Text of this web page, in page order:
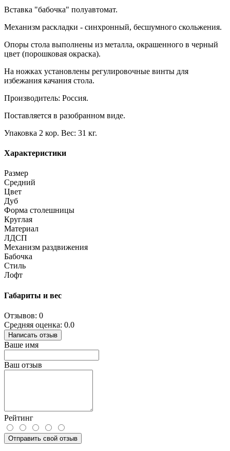
Вставка "бабочка" полуавтомат.
Механизм раскладки - синхронный, бесшумного скольжения.
Опоры стола выполнены из металла, окрашенного в черный
цвет (порошковая окраска).
На ножках установлены регулировочные винты для
избежания качания стола.
Производитель: Россия.
Поставляется в разобранном виде.
Упаковка 2 кор. Вес: 31 кг.
Характеристики
Размер
Средний
Цвет
Дуб
Форма столешницы
Круглая
Материал
ЛДСП
Механизм раздвижения
Бабочка
Стиль
Лофт
Габариты и вес
Отзывов: 0
Средняя оценка: 0.0
Написать отзыв
Ваше имя
Ваш отзыв
Рейтинг
Отправить свой отзыв